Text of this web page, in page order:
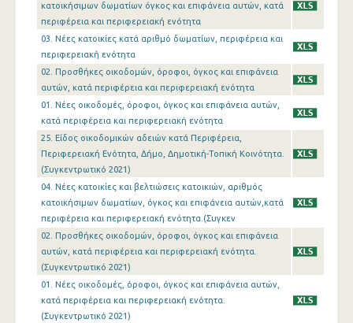
Νοεμβρίου 2022
Οκτωβρίου 2022
Σεπτεμβρίου 2022
Αυγούστου 2022
Ιουλίου 2022
Ιουνίου 2022
Μαΐου 2022
Μαρτίου 2022
Φεβρουαρίου 2022
Ιανουαρίου 2022
κατοικήσιμων δωματίων όγκος και επιφάνεια αυτών, κατά
περιφέρεια και περιφερειακή ενότητα
03. Νέες κατοικίες κατά αριθμό δωματίων, περιφέρεια και
περιφερειακή ενότητα
02. Προσθήκες οικοδομών, όροφοι, όγκος και επιφάνεια
αυτών, κατά περιφέρεια και περιφερειακή ενότητα
01. Νέες οικοδομές, όροφοι, όγκος και επιφάνεια αυτών,
κατά περιφέρεια και περιφερειακή ενότητα
25. Είδος οικοδομικών αδειών κατά Περιφέρεια,
Περιφερειακή Ενότητα, Δήμο, Δημοτική-Τοπική Κοινότητα.
(Συγκεντρωτικό 2021)
04. Νέες κατοικίες και βελτιώσεις κατοικιών, αριθμός
κατοικήσιμων δωματίων, όγκος και επιφάνεια αυτών,κατά
περιφέρεια και περιφερειακή ενότητα.(Συγκεν
02. Προσθήκες οικοδομών, όροφοι, όγκος και επιφάνεια
αυτών, κατά περιφέρεια και περιφερειακή ενότητα.
(Συγκεντρωτικό 2021)
01. Νέες οικοδομές, όροφοι, όγκος και επιφάνεια αυτών,
κατά περιφέρεια και περιφερειακή ενότητα.
(Συγκεντρωτικό 2021)